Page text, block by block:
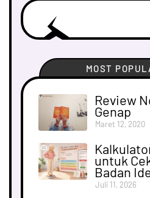
MOST
Review
Genap
Maret 12, 2020
untuk
Badan
Juli 11, 2026